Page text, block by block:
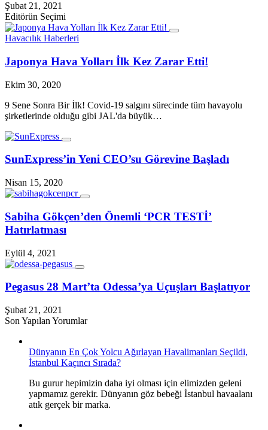
Şubat 21, 2021
Editörün Seçimi
Havacılık Haberleri
Japonya Hava Yolları İlk Kez Zarar Etti!
Ekim 30, 2020
9 Sene Sonra Bir İlk! Covid-19 salgını sürecinde tüm havayolu
şirketlerinde olduğu gibi JAL'da büyük…
SunExpress’in Yeni CEO’su Görevine Başladı
Nisan 15, 2020
Sabiha Gökçen’den Önemli ‘PCR TESTİ’
Hatırlatması
Eylül 4, 2021
Pegasus 28 Mart’ta Odessa’ya Uçuşları Başlatıyor
Şubat 21, 2021
Son Yapılan Yorumlar
Dünyanın En Çok Yolcu Ağırlayan Havalimanları Seçildi,
İstanbul Kaçıncı Sırada?
Bu gurur hepimizin daha iyi olması için elimizden geleni
yapmamız gerekir. Dünyanın göz bebeği İstanbul havaalanı
atık gerçek bir marka.